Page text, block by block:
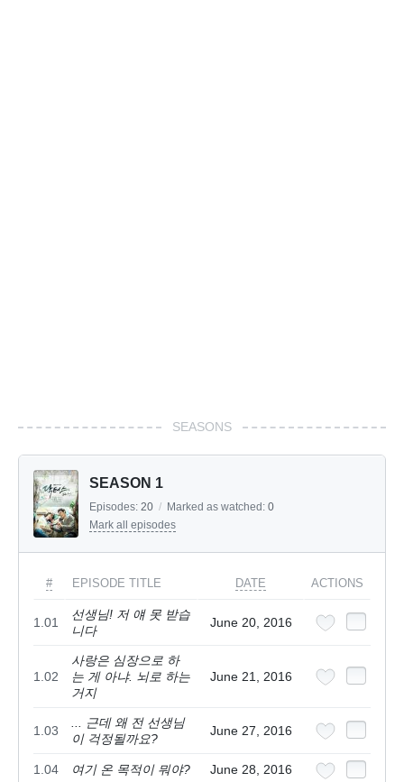
SEASONS
SEASON 1
Episodes: 20 / Marked as watched: 0
Mark all episodes
# EPISODE TITLE DATE ACTIONS
1.01
선생님! 저 얘 못 받습
니다
June 20, 2016
1.02
사랑은 심장으로 하
는 게 아냐. 뇌로 하는
거지
June 21, 2016
1.03
... 근데 왜 전 선생님
이 걱정될까요?
June 27, 2016
1.04 여기 온 목적이 뭐야? June 28, 2016